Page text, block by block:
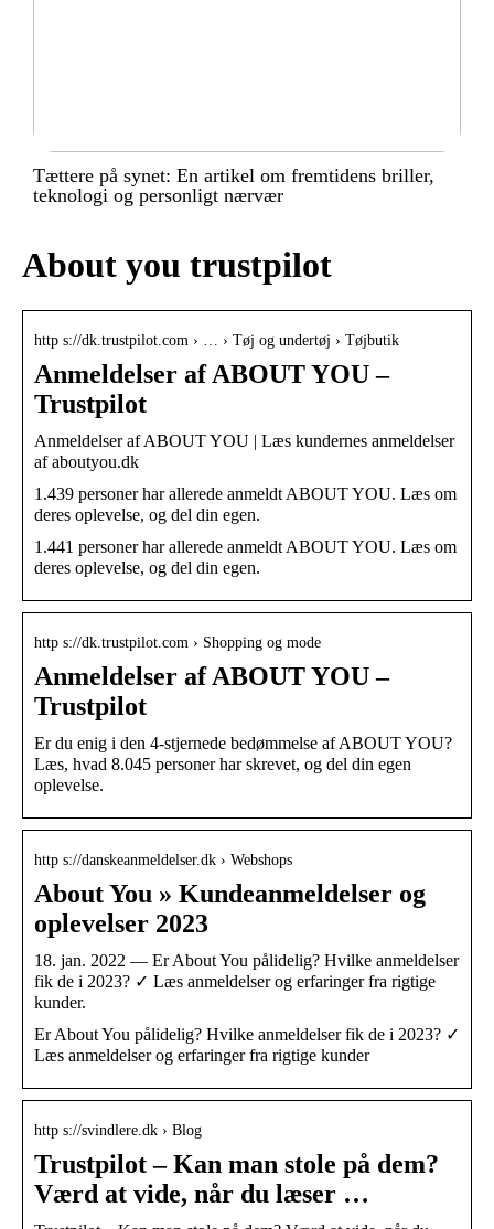
Tættere på synet: En artikel om fremtidens briller,
teknologi og personligt nærvær
About you trustpilot
http s://dk.trustpilot.com › … › Tøj og undertøj › Tøjbutik
Anmeldelser af ABOUT YOU –
Trustpilot
Anmeldelser af ABOUT YOU | Læs kundernes anmeldelser
af aboutyou.dk
1.439 personer har allerede anmeldt ABOUT YOU. Læs om
deres oplevelse, og del din egen.
1.441 personer har allerede anmeldt ABOUT YOU. Læs om
deres oplevelse, og del din egen.
http s://dk.trustpilot.com › Shopping og mode
Anmeldelser af ABOUT YOU –
Trustpilot
Er du enig i den 4-stjernede bedømmelse af ABOUT YOU?
Læs, hvad 8.045 personer har skrevet, og del din egen
oplevelse.
http s://danskeanmeldelser.dk › Webshops
About You » Kundeanmeldelser og
oplevelser 2023
18. jan. 2022 — Er About You pålidelig? Hvilke anmeldelser
fik de i 2023? ✓ Læs anmeldelser og erfaringer fra rigtige
kunder.
Er About You pålidelig? Hvilke anmeldelser fik de i 2023? ✓
Læs anmeldelser og erfaringer fra rigtige kunder
http s://svindlere.dk › Blog
Trustpilot – Kan man stole på dem?
Værd at vide, når du læser …